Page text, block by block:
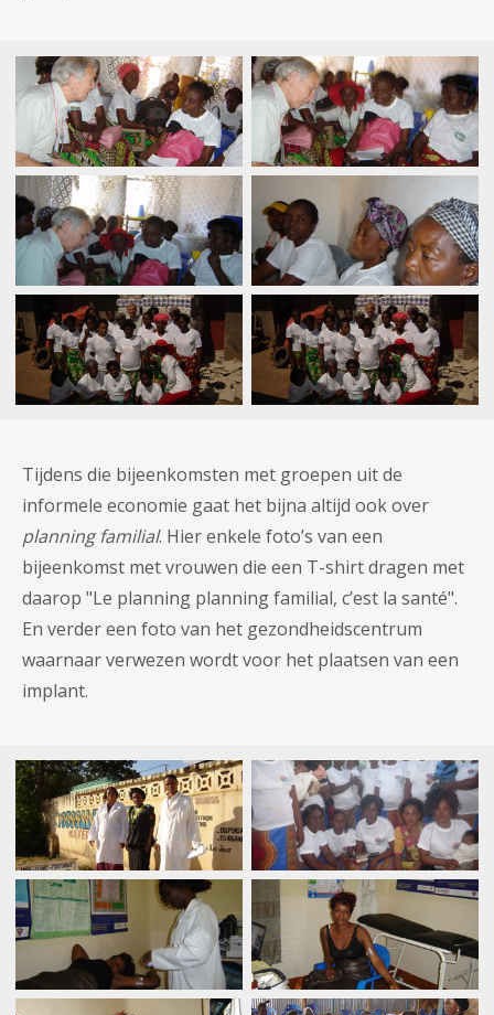
Tijdens die bijeenkomsten met groepen uit de
informele economie gaat het bijna altijd ook over
planning familial. Hier enkele foto’s van een
bijeenkomst met vrouwen die een T-shirt dragen met
daarop "Le planning planning familial, c’est la santé".
En verder een foto van het gezondheidscentrum
waarnaar verwezen wordt voor het plaatsen van een
implant.